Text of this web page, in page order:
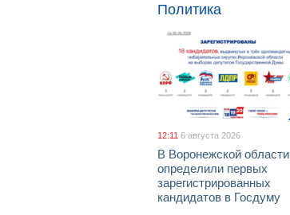
Политика
12:11 6 августа 2026
В Воронежской области
определили первых
зарегистрированных
кандидатов в Госдуму